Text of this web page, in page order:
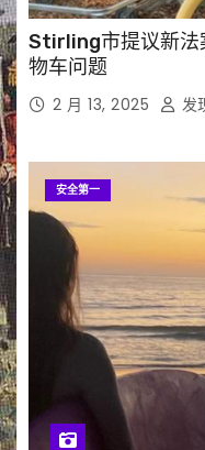
Stirling市提议新法
物车问题
2 月 13, 2025 发
安全第一